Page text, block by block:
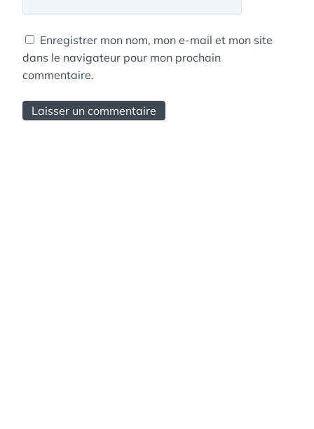
Enregistrer mon nom, mon e-mail et mon site
dans le navigateur pour mon prochain
commentaire.